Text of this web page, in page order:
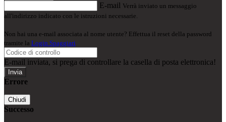
E-mail Verrà inviato un messaggio
all'indirizzo indicato con le istruzioni necessarie.
Non hai una e-mail associata al nome utente? Effettua il reset della password
tramite la Login Spaggiari
E-mail inviata, si prega di controllare la casella di posta elettronica!
Errore
Chiudi
Successo